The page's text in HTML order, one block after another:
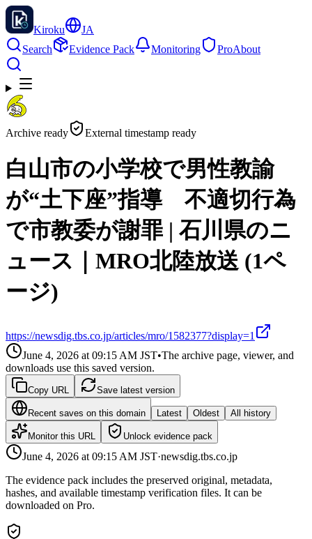
Kiroku
JA
Search
Evidence Pack Monitoring ProAbout
Archive ready External timestamp ready
白山市の小学校で男性教諭
が“土下座”指導 不適切行為
で市教委が謝罪 | 石川県のニ
ュース｜MRO北陸放送 (1ペ
ージ)
https://newsdig.tbs.co.jp/articles/mro/1582377?display=1
June 4, 2026 at 09:15 AM JST•The archive page, viewer, and
downloads use this saved version.
Copy URL Save latest version
Recent saves on this domain Latest Oldest All history
Monitor this URL Unlock evidence pack
June 4, 2026 at 09:15 AM JST·newsdig.tbs.co.jp
The evidence pack includes the preserved original, metadata,
hashes, and available timestamp verification files. It can be
downloaded on Pro.